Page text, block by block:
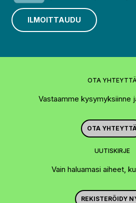
ILMOITTAUDU
OTA
Vastaamme kysymyksiinne
OTA
UUTISKIRJE
Vain haluamasi aiheet,
REKISTERÖIDY